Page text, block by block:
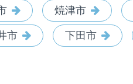
焼津市
市 下田市